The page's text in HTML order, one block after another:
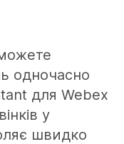
одночасно
для Webex
у
швидко